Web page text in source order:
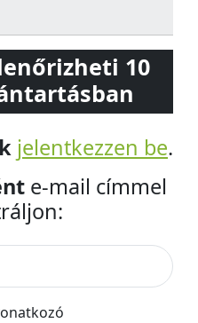
10
jelentkezzen be.
e-mail címmel